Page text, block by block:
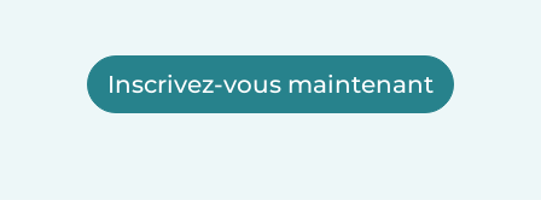
Inscrivez-vous maintenant